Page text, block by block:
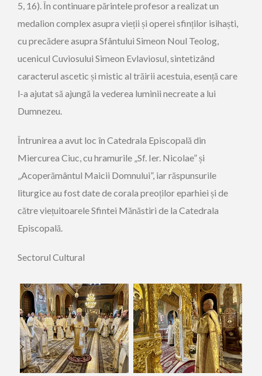
5, 16). În continuare părintele profesor a realizat un
medalion complex asupra vieții și operei sfinților isihaști,
cu precădere asupra Sfântului Simeon Noul Teolog,
ucenicul Cuviosului Simeon Evlaviosul, sintetizând
caracterul ascetic și mistic al trăirii acestuia, esență care
l-a ajutat să ajungă la vederea luminii necreate a lui
Dumnezeu.
Întrunirea a avut loc în Catedrala Episcopală din
Miercurea Ciuc, cu hramurile „Sf. Ier. Nicolae” și
„Acoperământul Maicii Domnului”, iar răspunsurile
liturgice au fost date de corala preoților eparhiei și de
către viețuitoarele Sfintei Mănăstiri de la Catedrala
Episcopală.
Sectorul Cultural